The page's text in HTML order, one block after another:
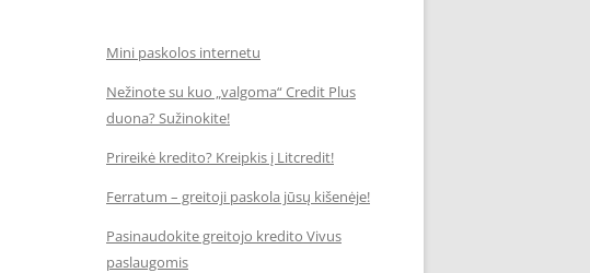
Mini paskolos internetu
Nežinote su kuo „valgoma“ Credit Plus
duona? Sužinokite!
Prireikė kredito? Kreipkis į Litcredit!
Ferratum – greitoji paskola jūsų kišenėje!
Pasinaudokite greitojo kredito Vivus
paslaugomis